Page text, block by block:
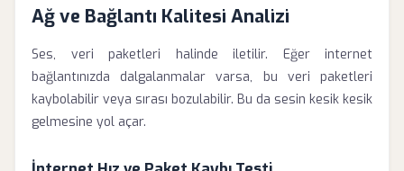
Ağ ve Bağlantı Kalitesi Analizi
Ses, veri paketleri halinde iletilir. Eğer internet
bağlantınızda dalgalanmalar varsa, bu veri paketleri
kaybolabilir veya sırası bozulabilir. Bu da sesin kesik kesik
gelmesine yol açar.